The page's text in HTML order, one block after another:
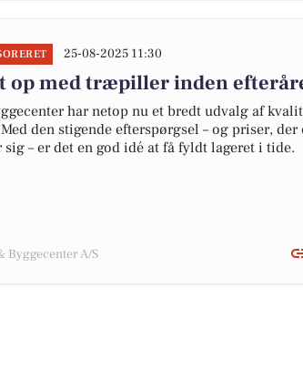
25-08-2025 11:30
op med træpiller inden
har netop nu et bredt udvalg af
den stigende efterspørgsel – og priser,
– er det en god idé at få fyldt lageret i tide.
Byggecenter A/S